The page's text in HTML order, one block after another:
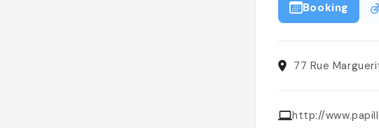
Booking
77 Rue
http://